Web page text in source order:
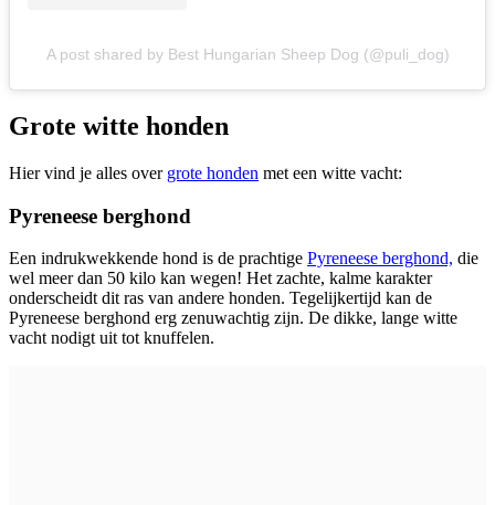
A post shared by Best Hungarian Sheep Dog (@puli_dog)
Grote witte honden
Hier vind je alles over grote honden met een witte vacht:
Pyreneese berghond
Een indrukwekkende hond is de prachtige Pyreneese berghond, die
wel meer dan 50 kilo kan wegen! Het zachte, kalme karakter
onderscheidt dit ras van andere honden. Tegelijkertijd kan de
Pyreneese berghond erg zenuwachtig zijn. De dikke, lange witte
vacht nodigt uit tot knuffelen.